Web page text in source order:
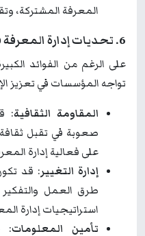
المعرفة المشتركة،
6. تحديات إدارة المعرفة في تعزيز الإبداع الإداري
على الرغم من الفوائد
تواجه المؤسسات في تعزيز
المقاومة الثقافية:
صعوبة في تقبل
على فعالية إدارة
إدارة التغيير: قد
طرق العمل والتفكير
استراتيجيات إدارة
تأمين المعلومات: